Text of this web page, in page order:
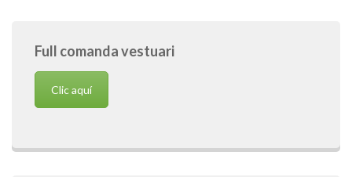
Full comanda vestuari
Clic aquí